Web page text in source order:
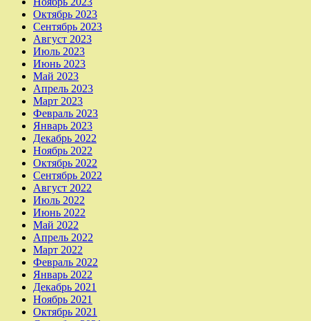
Октябрь 2023
Сентябрь 2023
Август 2023
Июль 2023
Июнь 2023
Май 2023
Апрель 2023
Март 2023
Февраль 2023
Январь 2023
Декабрь 2022
Ноябрь 2022
Октябрь 2022
Сентябрь 2022
Август 2022
Июль 2022
Июнь 2022
Май 2022
Апрель 2022
Март 2022
Февраль 2022
Январь 2022
Декабрь 2021
Ноябрь 2021
Октябрь 2021